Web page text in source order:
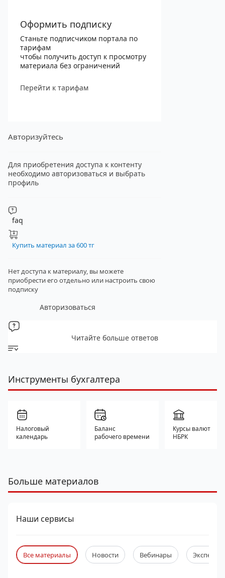
Оформить подписку
Станьте подписчиком портала по
тарифам
чтобы получить доступ к просмотру
материала без ограничений
Перейти к тарифам
Авторизуйтесь
Для приобретения доступа к контенту
необходимо авторизоваться и выбрать
профиль
faq
Купить материал за 600 тг
Нет доступа к материалу, вы можете
приобрести его отдельно или настроить свою
подписку
Авторизоваться
Читайте больше ответов
Инструменты бухгалтера
Налоговый
календарь
Баланс
рабочего времени
Курсы валют
НБРК
Больше материалов
Наши сервисы
Все материалы Новости Вебинары